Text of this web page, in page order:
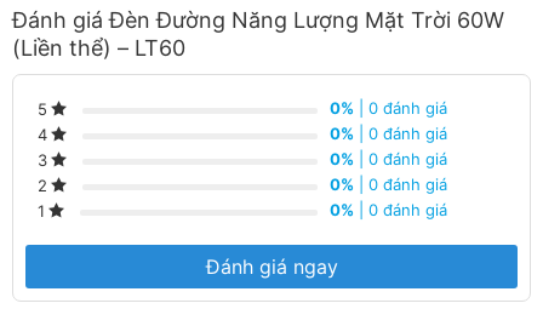
CÔNG SUẤT 50-100W
HÃNG SẢN XUẤT Solar Light
Đánh giá Đèn Đường Năng Lượng Mặt Trời 60W
(Liền thể) – LT60
5 0% | 0 đánh giá
4
0% | 0 đánh giá
3
0% | 0 đánh giá
2
0% | 0 đánh giá
1
0% | 0 đánh giá
Đánh giá ngay